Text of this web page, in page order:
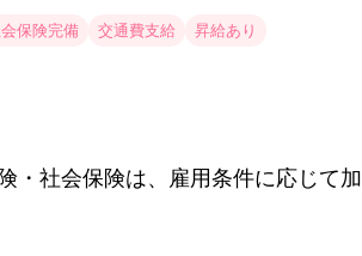
保険完備 交通費支給
昇給あり
社会保険は、雇用条件に応じて加